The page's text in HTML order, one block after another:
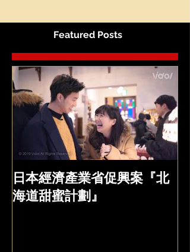
Featured Posts
日本經濟產業省促興案『北